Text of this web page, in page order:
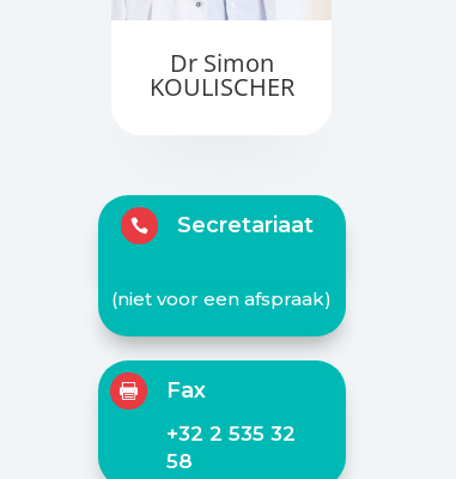
Dr Simon
KOULISCHER
 Secretariaat
(niet voor een afspraak)
 Fax
+32 2 535 32
58